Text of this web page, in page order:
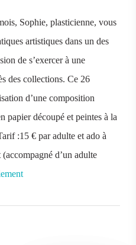
Sophie, plasticienne, vous
artistiques dans un des
de s’exercer à une
des collections. Ce 26
d’une composition
papier découpé et peintes à la
:15 € par adulte et ado à
d’un adulte